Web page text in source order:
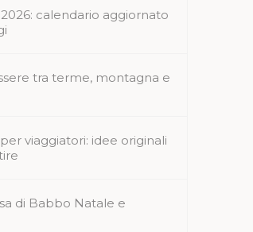
calendario aggiornato
tra terme, montagna e
viaggiatori: idee originali
di Babbo Natale e